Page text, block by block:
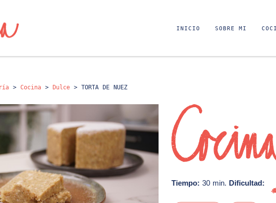
INICIO SOBRE MI
> Cocina > Dulce > TORTA DE NUEZ
Tiempo: 30 min. Dificultad: